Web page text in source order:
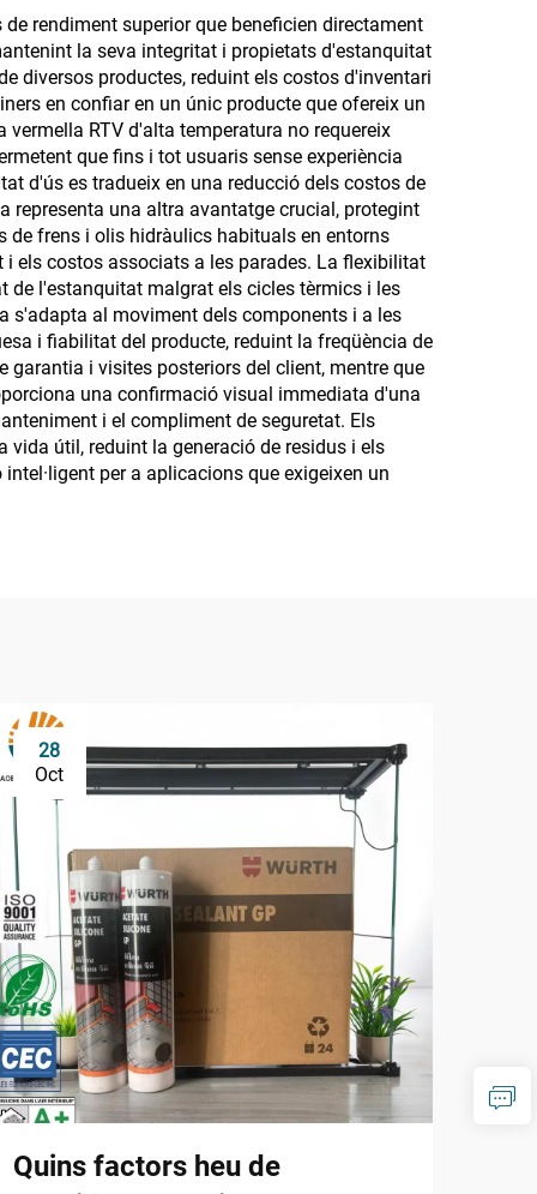
siliconat
rendiment superior que beneficien directament
la seva integritat i propietats d'estanquitat
diversos productes, reduint els costos d'inventari
en confiar en un únic producte que ofereix un
RTV d'alta temperatura no requereix
que fins i tot usuaris sense experiència
d'ús es tradueix en una reducció dels costos de
representa una altra avantatge crucial, protegint
de frens i olis hidràulics habituals en entorns
els costos associats a les parades. La flexibilitat
de l'estanquitat malgrat els cicles tèrmics i les
s'adapta al moviment dels components i a les
i fiabilitat del producte, reduint la freqüència de
i visites posteriors del client, mentre que
una confirmació visual immediata d'una
i el compliment de seguretat. Els
útil, reduint la generació de residus i els
per a aplicacions que exigeixen un
28
Oct
Quins factors heu de